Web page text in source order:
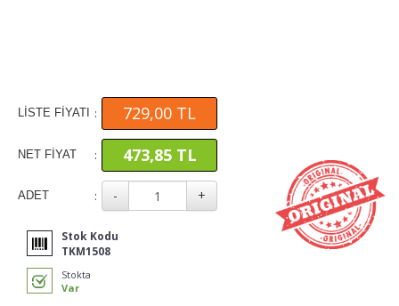
LİSTE FİYATI : 729,00 TL
NET FİYAT : 473,85 TL
ADET :
Stok Kodu
TKM1508
Stokta
Var